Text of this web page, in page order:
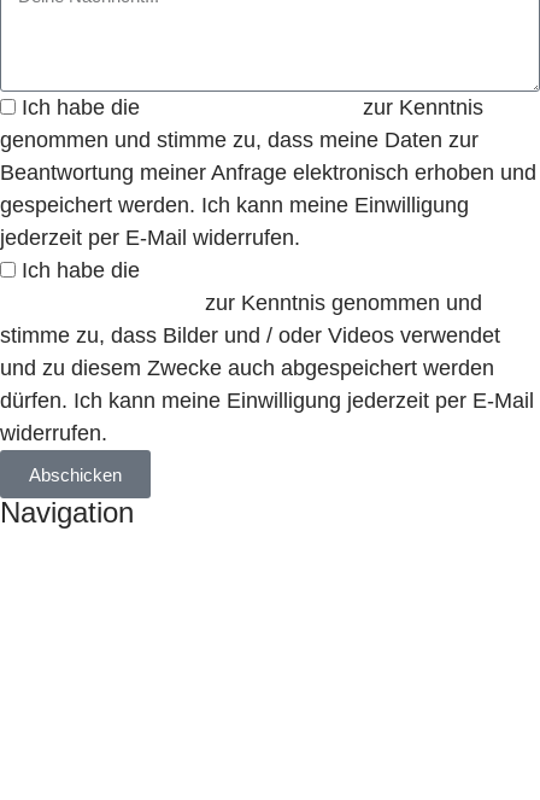
Ich habe die
zur Kenntnis
genommen und stimme zu, dass meine Daten zur
Beantwortung meiner Anfrage elektronisch erhoben und
gespeichert werden. Ich kann meine Einwilligung
jederzeit per E-Mail widerrufen.
Ich habe die
zur Kenntnis genommen und
stimme zu, dass Bilder und / oder Videos verwendet
und zu diesem Zwecke auch abgespeichert werden
dürfen. Ich kann meine Einwilligung jederzeit per E-Mail
widerrufen.
Abschicken
Navigation